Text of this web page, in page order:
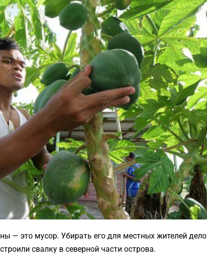
— это мусор. Убирать его для местных жителей дело
свалку в северной части острова.